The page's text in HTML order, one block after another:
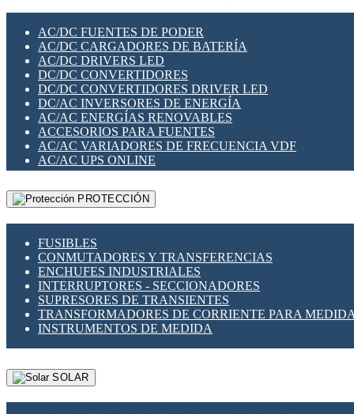
SWITCH Y MICROSWITCH
TARJETAS PI
UNIÓN Y DERIVACIÓN DE CABLE
PLACAS MODULARES IOT
SWITCHES Y REDES WIFI
SOLUCIONES IOT
SOLUCIONES LORAWAN
SOLUCIONES RED CELULAR
SEGURIDAD PARA REDES
SWITCHES LAN
TELEFONÍA IP (VOIP)
VIGILANCIA IP (CCTV)
MESHTASTIC
AC/DC FUENTES DE PODER
AC/DC CARGADORES DE BATERÍA
AC/DC DRIVERS LED
DC/DC CONVERTIDORES
DC/DC CONVERTIDORES DRIVER LED
DC/AC INVERSORES DE ENERGÍA
AC/AC ENERGÍAS RENOVABLES
ACCESORIOS PARA FUENTES
AC/AC VARIADORES DE FRECUENCIA VDF
AC/AC UPS ONLINE
PROTECCIÓN
FUSIBLES
CONMUTADORES Y TRANSFERENCIAS
ENCHUFES INDUSTRIALES
INTERRUPTORES - SECCIONADORES
SUPRESORES DE TRANSIENTES
TRANSFORMADORES DE CORRIENTE PARA
INSTRUMENTOS DE MEDIDA
SOLAR